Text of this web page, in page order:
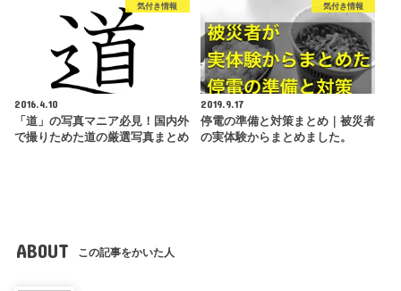
気付き情報
2016.4.10
「道」の写真マニア必見！国内外
で撮りためた道の厳選写真まとめ
気付き情報
2019.9.17
停電の準備と対策まとめ｜被災者
の実体験からまとめました。
ABOUT この記事をかいた人